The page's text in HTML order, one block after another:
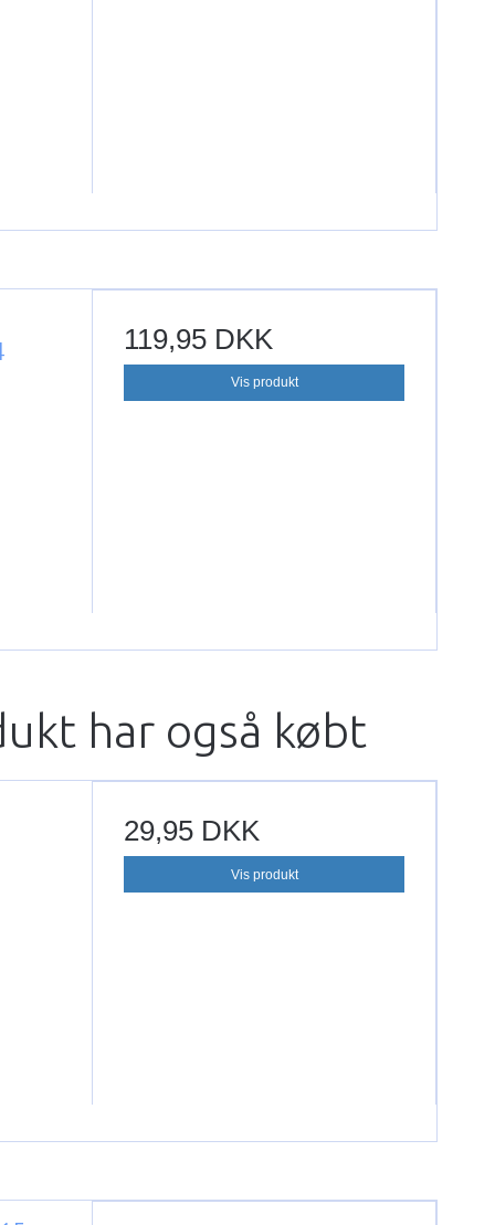
119,95 DKK
Vis produkt
har også købt
29,95 DKK
Vis produkt